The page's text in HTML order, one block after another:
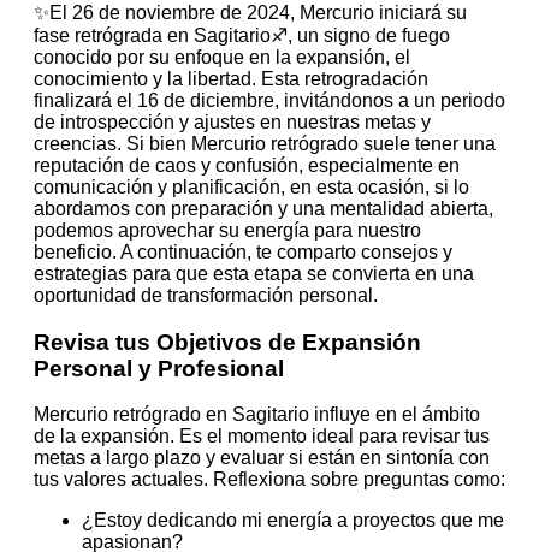
✨El 26 de noviembre de 2024, Mercurio iniciará su
fase retrógrada en Sagitario♐, un signo de fuego
conocido por su enfoque en la expansión, el
conocimiento y la libertad. Esta retrogradación
finalizará el 16 de diciembre, invitándonos a un periodo
de introspección y ajustes en nuestras metas y
creencias. Si bien Mercurio retrógrado suele tener una
reputación de caos y confusión, especialmente en
comunicación y planificación, en esta ocasión, si lo
abordamos con preparación y una mentalidad abierta,
podemos aprovechar su energía para nuestro
beneficio. A continuación, te comparto consejos y
estrategias para que esta etapa se convierta en una
oportunidad de transformación personal.
Revisa tus Objetivos de Expansión
Personal y Profesional
Mercurio retrógrado en Sagitario influye en el ámbito
de la expansión. Es el momento ideal para revisar tus
metas a largo plazo y evaluar si están en sintonía con
tus valores actuales. Reflexiona sobre preguntas como:
¿Estoy dedicando mi energía a proyectos que me
apasionan?